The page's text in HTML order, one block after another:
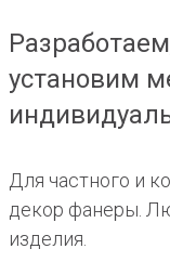
установим
Для частного и
декор фанеры.
изделия.